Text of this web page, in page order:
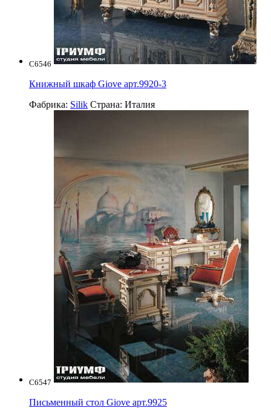
C6546
Книжный шкаф Giove арт.9920-3
Фабрика: Silik Страна: Италия
C6547
Письменный стол Giove арт.9925